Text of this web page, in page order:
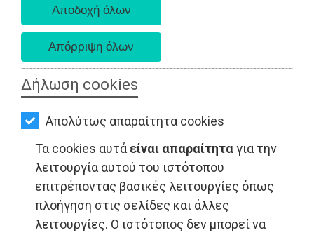
Δήλωση cookies
Απολύτως απαραίτητα cookies
Τα cookies αυτά είναι απαραίτηταγια την
λειτουργία αυτού του ιστότοπου
επιτρέποντας βασικές λειτουργίες όπως
πλοήγηση στις σελίδες και άλλες
λειτουργίες. Ο ιστότοπος δεν μπορεί να
ΠΟΛΙΤΙΚΗ
ΤΟΠΙΚΗ
ΑΥΤΟΔΙΟΙΚΗΣΗ
ΟΙΚΟΝΟΜΙΑ
ΑΘΛΗΤΙΣΜΟΣ
ΠΟΛΙΤΙΣΜΟΣ
ΣΠΙΤΙ-
ΚΗΠΟΣ
ΤΟΠΙΚΗ ΑΥΤΟΔΙΟΙΚΗΣΗ - Μαραθώνας